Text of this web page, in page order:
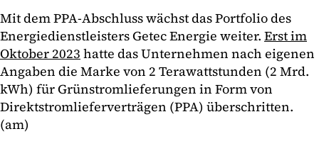
Mit dem PPA-Abschluss wächst das Portfolio des
Energiedienstleisters Getec Energie weiter. Erst im
Oktober 2023 hatte das Unternehmen nach eigenen
Angaben die Marke von 2 Terawattstunden (2 Mrd.
kWh) für Grünstromlieferungen in Form von
Direktstromlieferverträgen (PPA) überschritten.
(am)